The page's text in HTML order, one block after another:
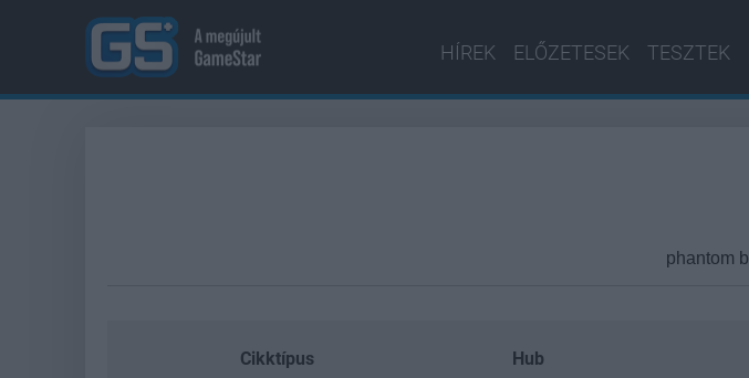
HÍREK ELŐZETESEK TESZTEK
Cikktípus Hub